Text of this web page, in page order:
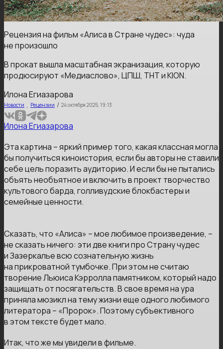
Рецензия на фильм «Алиса в Стране чудес»: чуда
не произошло
В прокат вышла масштабная экранизация, которую
продюсируют «Медиаслово», ЦПШ, ТНТ и KION.
Илона Егиазарова
Новости , Рецензии / 24 октября 2025, 19:13
Илона Егиазарова
Эта картина – яркий пример того, какая классная могла
бы получиться киноистория, если бы авторы не ставили
себе цель поразить аудиторию. И если бы не пытались
объять необъятное и включить в проект творчество
культового барда, голливудские блокбастеры и
семейные ценности.
Сказать, что «Алиса» – мое любимое произведение, –
не сказать ничего: эти две книги про Страну чудес
и Зазеркалье всю сознательную жизнь
на прикроватной тумбочке. При этом не считаю
творение Льюиса Кэрролла памятником, который надо
защищать от посягательств. В свое время на ура
приняла мюзикл на тему жизни еще одного любимого
литератора – «Пророк». Поэтому субъективного
в этом тексте будет мало.
Итак, что же мы увидели в фильме.